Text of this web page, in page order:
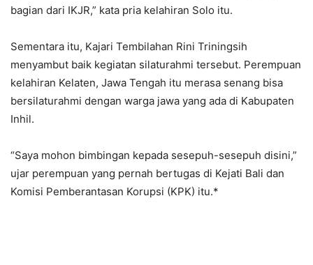
bagian dari IKJR,” kata pria kelahiran Solo itu.
Sementara itu, Kajari Tembilahan Rini Triningsih
menyambut baik kegiatan silaturahmi tersebut. Perempuan
kelahiran Kelaten, Jawa Tengah itu merasa senang bisa
bersilaturahmi dengan warga jawa yang ada di Kabupaten
Inhil.
“Saya mohon bimbingan kepada sesepuh-sesepuh disini,”
ujar perempuan yang pernah bertugas di Kejati Bali dan
Komisi Pemberantasan Korupsi (KPK) itu.*